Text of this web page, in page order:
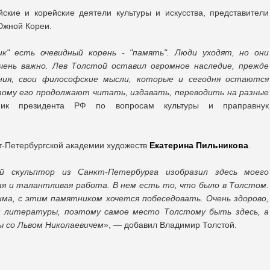
и корейские деятели культуры и искусства, представители
Кореи.
есть очевидный корень - "память". Люди уходят, но они
важно. Лев Толстой оставил огромное наследие, прежде
свои философские мысли, которые и сегодня остаются
его продолжают читать, издавать, переводить на разные
президента РФ по вопросам культуры и праправнук
академии художеств Екатерина Пильникова
скульптор из Санкт-Петербурга изобразил здесь моего
и талантливая работа. В нем есть то, что было в Толстом.
с этим памятником хочется побеседовать. Очень здорово,
литературы, поэтому самое место Толстому быть здесь, а
Львом Николаевичем» , — добавил Владимир Толстой.